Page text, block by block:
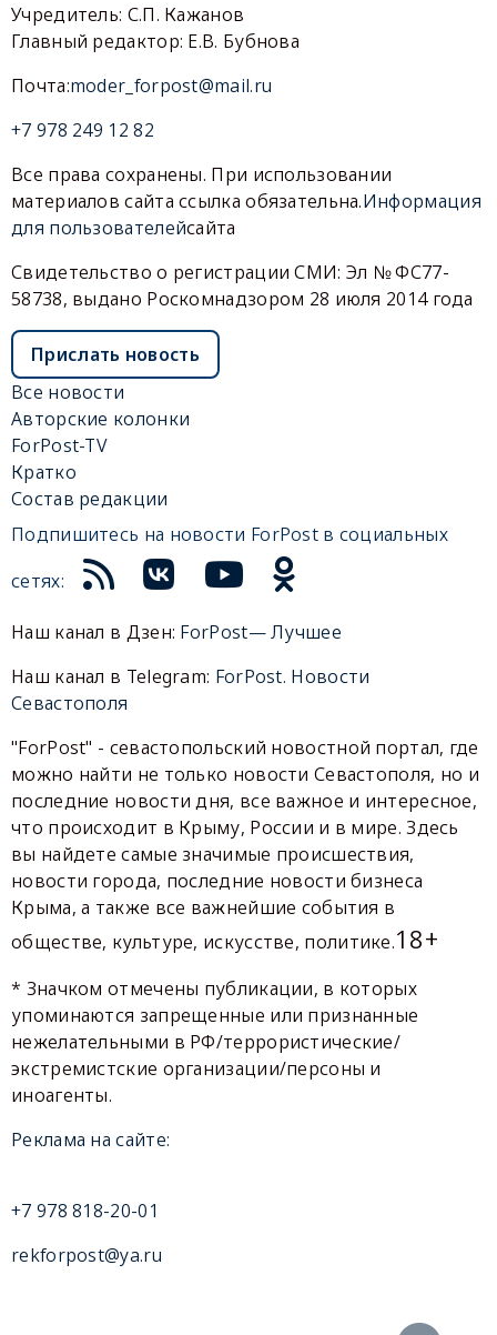
Учредитель: С.П. Кажанов
Главный редактор: Е.В. Бубнова
Почта:moder_forpost@mail.ru
+7 978 249 12 82
Все права сохранены. При использовании
материалов сайта ссылка обязательна.Информация
для пользователейсайта
Свидетельство о регистрации СМИ: Эл № ФС77-
58738, выдано Роскомнадзором 28 июля 2014 года
Прислать новость
Все новости
Авторские колонки
ForPost-TV
Кратко
Состав редакции
Подпишитесь на новости ForPost в социальных
сетях:
Наш канал в Дзен: ForPost— Лучшее
Наш канал в Telegram: ForPost. Новости
Севастополя
"ForPost" - севастопольский новостной портал, где
можно найти не только новости Севастополя, но и
последние новости дня, все важное и интересное,
что происходит в Крыму, России и в мире. Здесь
вы найдете самые значимые происшествия,
новости города, последние новости бизнеса
Крыма, а также все важнейшие события в
обществе, культуре, искусстве, политике.18+
* Значком отмечены публикации, в которых
упоминаются запрещенные или признанные
нежелательными в РФ/террористические/
экстремистские организации/персоны и
иноагенты.
Реклама на сайте:
+7 978 818-20-01
rekforpost@ya.ru